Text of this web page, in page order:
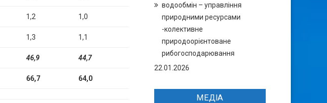
1,2 1,0
1,3 1,1
46,9 44,7
66,7 64,0
водообмін – управління
природними ресурсами
-колективне
природоорієнтоване
рибогосподарювання
22.01.2026
МЕДІА